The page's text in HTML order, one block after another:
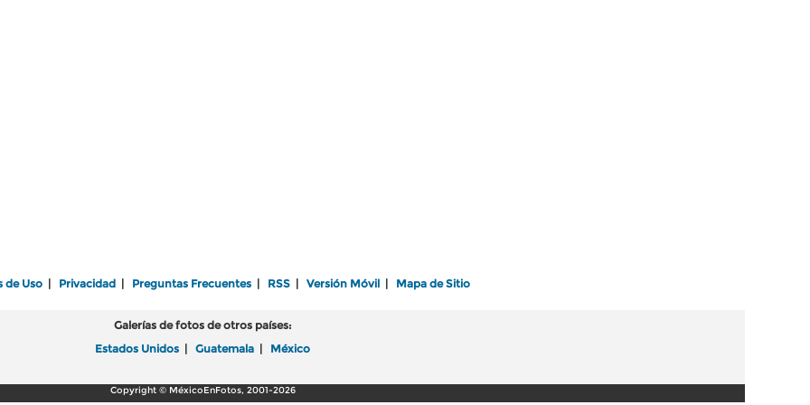
de Uso Privacidad Preguntas Frecuentes RSS Versión Móvil Mapa de Sitio
Galerías de fotos de otros países:
Estados Unidos
Guatemala México
Copyright © MéxicoEnFotos, 2001-2026